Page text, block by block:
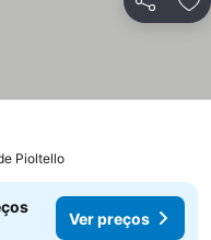
Partilhar
Pioltello
Ver preços